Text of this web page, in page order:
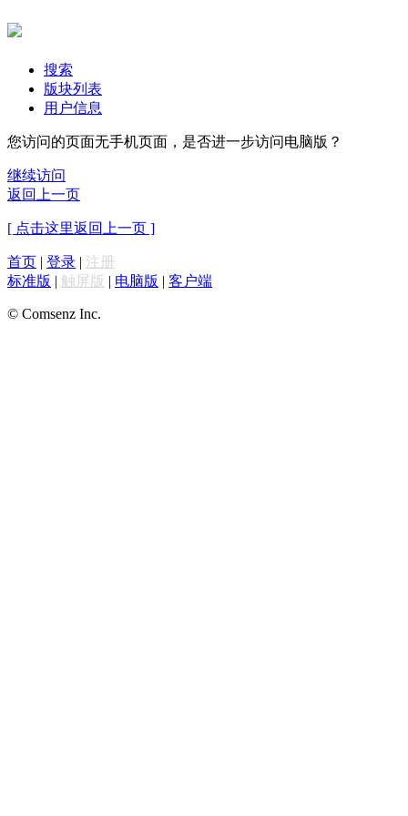
搜索
版块列表
用户信息
您访问的页面无手机页面，是否进一步访问电脑版？
继续访问
返回上一页
[ 点击这里返回上一页 ]
首页 | 登录 | 注册
标准版 | 触屏版 | 电脑版 | 客户端
© Comsenz Inc.